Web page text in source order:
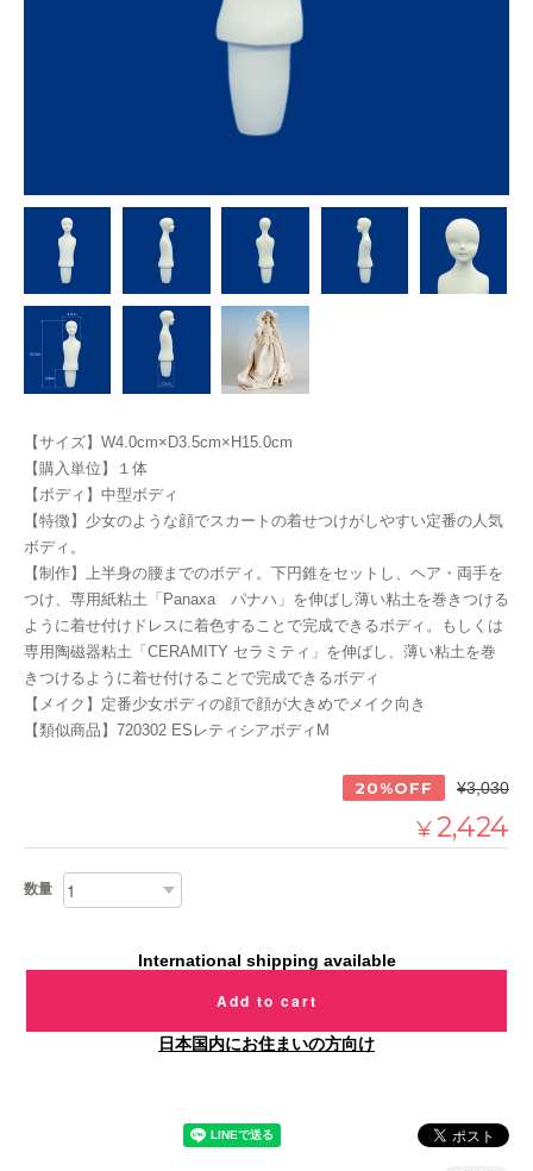
【サイズ】W4.0cm×D3.5cm×H15.0cm
【購入単位】１体
【ボディ】中型ボディ
【特徴】少女のような顔でスカートの着せつけがしやすい定番の人気
ボディ。
【制作】上半身の腰までのボディ。下円錐をセットし、ヘア・両手を
つけ、専用紙粘土「Panaxa パナハ」を伸ばし薄い粘土を巻きつける
ように着せ付けドレスに着色することで完成できるボディ。もしくは
専用陶磁器粘土「CERAMITY セラミティ」を伸ばし、薄い粘土を巻
きつけるように着せ付けることで完成できるボディ
【メイク】定番少女ボディの顔で顔が大きめでメイク向き
【類似商品】720302 ESレティシアボディM
20%OFF ¥3,030
¥2,424
数量
International shipping available
Add to cart
日本国内にお住まいの方向け